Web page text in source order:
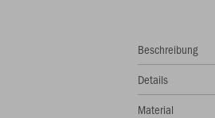
Beschreibung
Details
Material